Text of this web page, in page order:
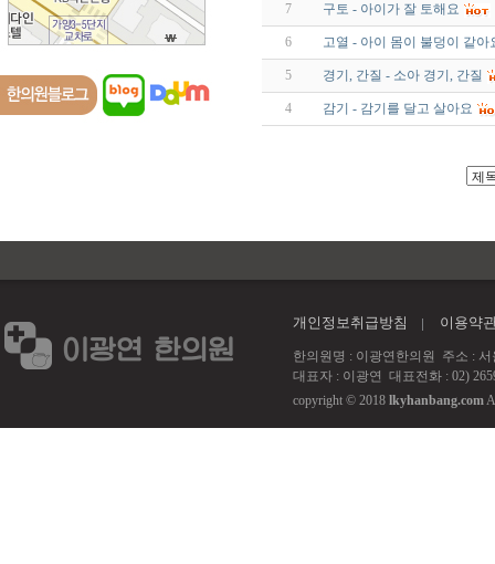
7 구토 - 아이가 잘 토해요
6 고열 - 아이 몸이 불덩이 같아
5 경기, 간질 - 소아 경기, 간질
4 감기 - 감기를 달고 살아요
개인정보취급방침 이용약
한의원명 : 이광연한의원 주소 : 서
대표자 : 이광연 대표전화 : 02)
copyright © 2018 lkyhanbang.com